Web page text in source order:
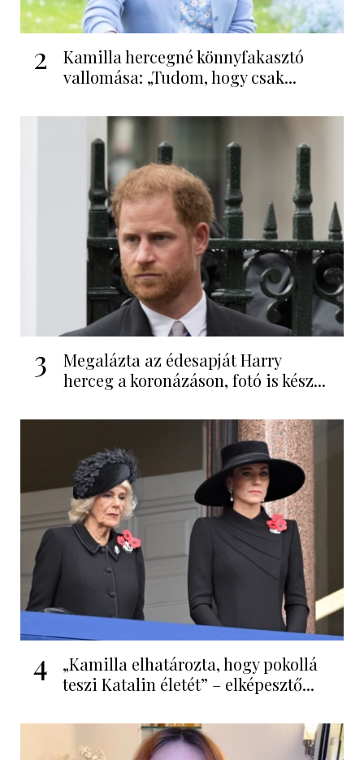
2
Kamilla hercegné könnyfakasztó
vallomása: „Tudom, hogy csak...
3
Megalázta az édesapját Harry
herceg a koronázáson, fotó is kész...
4
„Kamilla elhatározta, hogy pokollá
teszi Katalin életét” – elképesztő...